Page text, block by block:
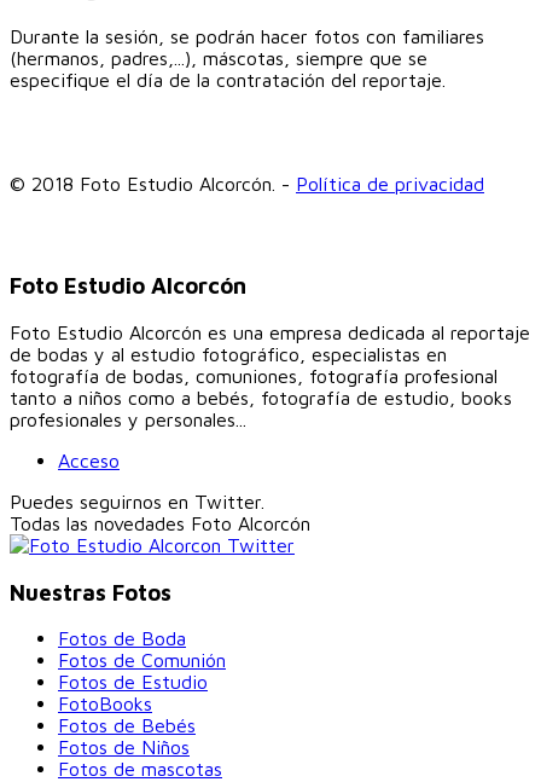
Durante la sesión, se podrán hacer fotos con familiares
(hermanos, padres,...), máscotas, siempre que se
especifique el día de la contratación del reportaje.
© 2018 Foto Estudio Alcorcón. - Política de privacidad
Foto Estudio Alcorcón
Foto Estudio Alcorcón es una empresa dedicada al reportaje
de bodas y al estudio fotográfico, especialistas en
fotografía de bodas, comuniones, fotografía profesional
tanto a niños como a bebés, fotografía de estudio, books
profesionales y personales...
Acceso
Puedes seguirnos en Twitter.
Todas las novedades Foto Alcorcón
Nuestras Fotos
Fotos de Boda
Fotos de Comunión
Fotos de Estudio
FotoBooks
Fotos de Bebés
Fotos de Niños
Fotos de mascotas